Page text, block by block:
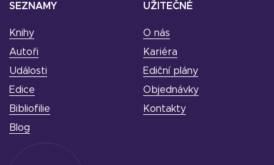
SEZNAMY
Knihy
Autoři
Události
Edice
Bibliofilie
Blog
UŽITEČNÉ
O nás
Kariéra
Ediční plány
Objednávky
Kontakty